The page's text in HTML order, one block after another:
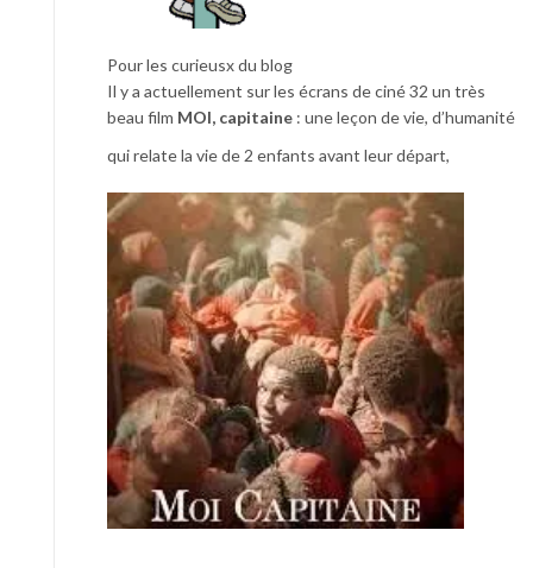
Pour les curieusx du blog
Il y a actuellement sur les écrans de ciné 32 un très
beau film MOI, capitaine : une leçon de vie, d’humanité
qui relate la vie de 2 enfants avant leur départ,